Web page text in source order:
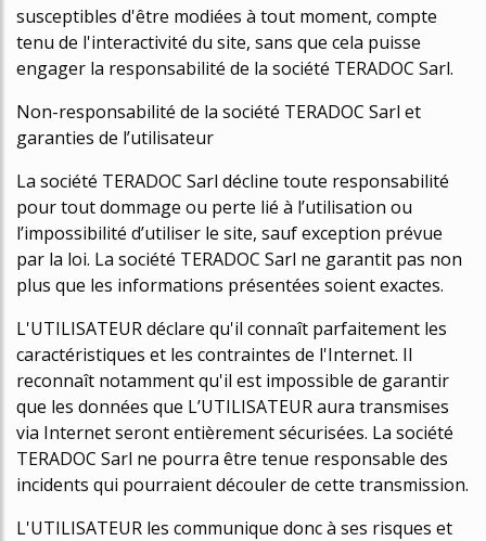
susceptibles d'être modifiées à tout moment, compte
tenu de l'interactivité du site, sans que cela puisse
engager la responsabilité de la société TERADOC Sarl.
Non-responsabilité de la société TERADOC Sarl et
garanties de l’utilisateur
La société TERADOC Sarl décline toute responsabilité
pour tout dommage ou perte lié à l’utilisation ou
l’impossibilité d’utiliser le site, sauf exception prévue
par la loi. La société TERADOC Sarl ne garantit pas non
plus que les informations présentées soient exactes.
L'UTILISATEUR déclare qu'il connaît parfaitement les
caractéristiques et les contraintes de l'Internet. Il
reconnaît notamment qu'il est impossible de garantir
que les données que L’UTILISATEUR aura transmises
via Internet seront entièrement sécurisées. La société
TERADOC Sarl ne pourra être tenue responsable des
incidents qui pourraient découler de cette transmission.
L'UTILISATEUR les communique donc à ses risques et